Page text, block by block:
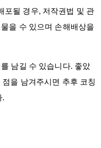
포될 경우, 저작권법 및 관
을 수 있으며 손해배상을
남길 수 있습니다. 좋았
을 남겨주시면 추후 코칭
.